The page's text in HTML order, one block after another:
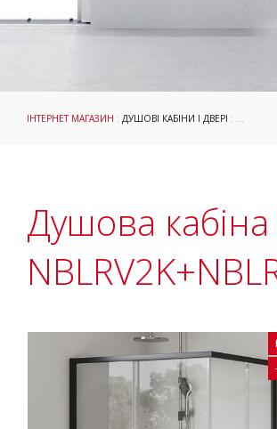
ІНТЕРНЕТ МАГАЗИН : ДУШОВІ КАБІНИ І ДВЕРІ :
Душова кабіна